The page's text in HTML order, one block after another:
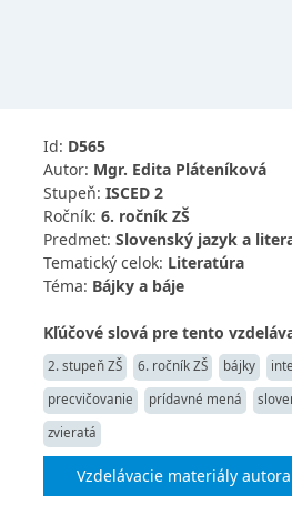
Id: D565
Autor: Mgr. Edita Pláteníková
Stupeň: ISCED 2
Ročník: 6. ročník ZŠ
Predmet: Slovenský jazyk a
Tematický celok: Literatúra
Téma: Bájky a báje
Kľúčové slová pre tento
2. stupeň ZŠ 6. ročník ZŠ bájky
precvičovanie
prídavné mená
zvieratá
Vzdelávacie materiály autora